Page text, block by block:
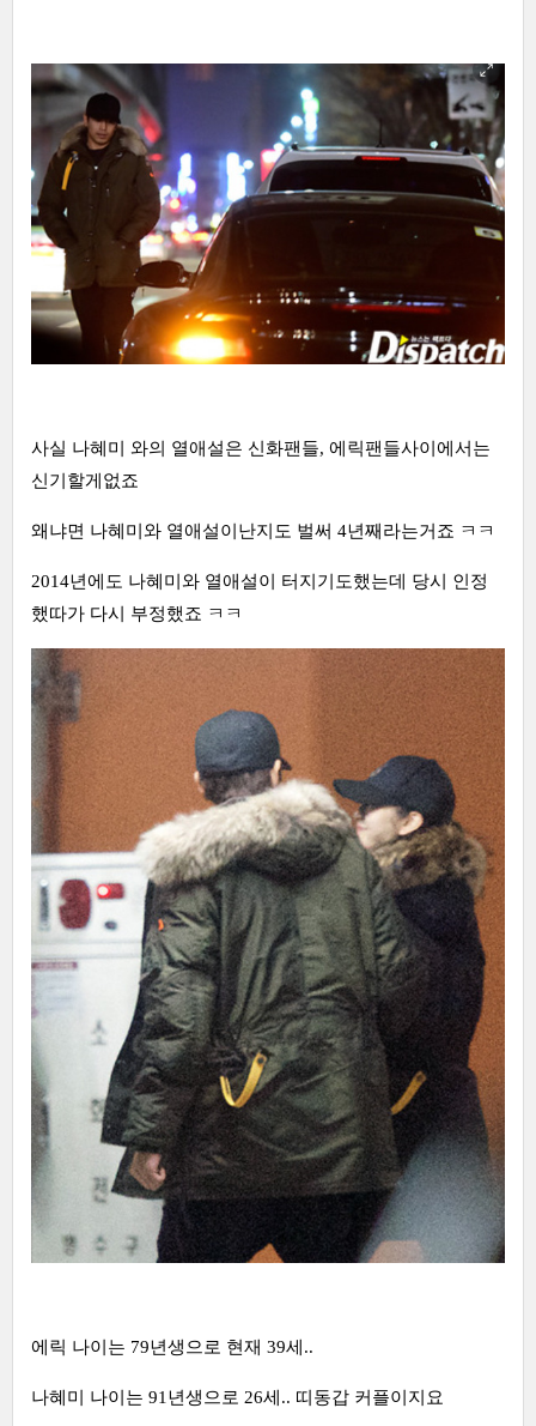
사실 나혜미 와의 열애설은 신화팬들, 에릭팬들사이에서는
신기할게없죠
왜냐면 나혜미와 열애설이난지도 벌써 4년째라는거죠 ㅋㅋ
2014년에도 나혜미와 열애설이 터지기도했는데 당시 인정
했따가 다시 부정했죠 ㅋㅋ
에릭 나이는 79년생으로 현재 39세..
나혜미 나이는 91년생으로 26세.. 띠동갑 커플이지요